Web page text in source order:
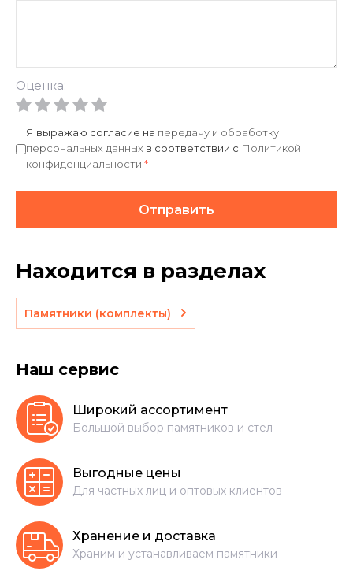
Оценка:
Я выражаю согласие на передачу и обработку
персональных данных в соответствии с Политикой
конфиденциальности *
Отправить
Находится в разделах
Памятники (комплекты)
Наш сервис
Широкий ассортимент
Большой выбор памятников и стел
Выгодные цены
Для частных лиц и оптовых клиентов
Хранение и доставка
Храним и устанавливаем памятники